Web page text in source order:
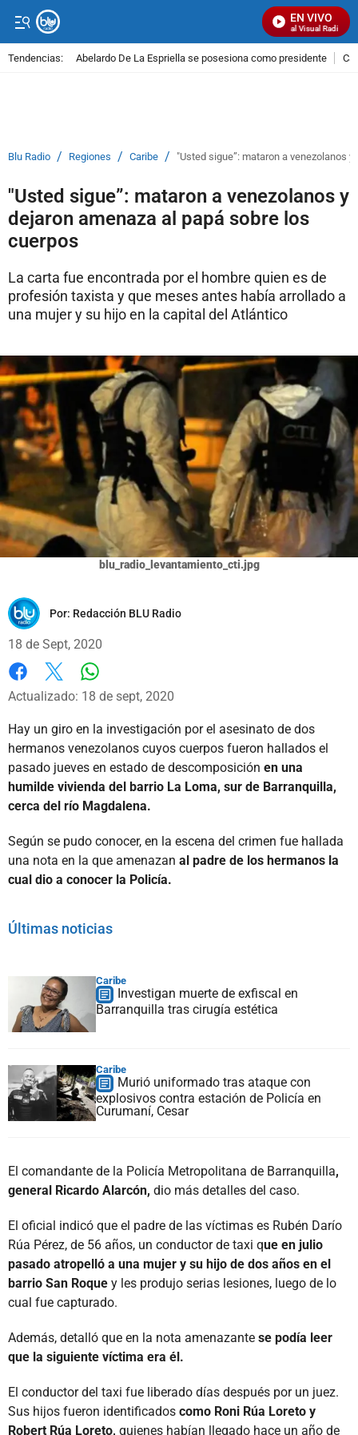
EN VIVO
Señal Visual Radio
Tendencias: Abelardo De La Espriella se posesiona como presidente
Blu Radio / Regiones / Caribe / "Usted sigue”: mataron a venezolanos
"Usted sigue”: mataron a venezolanos y
dejaron amenaza al papá sobre los
cuerpos
La carta fue encontrada por el hombre quien es de
profesión taxista y que meses antes había arrollado a
una mujer y su hijo en la capital del Atlántico
blu_radio_levantamiento_cti.jpg
Por: Redacción BLU Radio
18 de Sept, 2020
Facebook
X
Actualizado: 18 de sept, 2020
Hay un giro en la investigación por el asesinato de dos
hermanos venezolanos cuyos cuerpos fueron hallados el
pasado jueves en estado de descomposición en una
humilde vivienda del barrio La Loma, sur de Barranquilla,
cerca del río Magdalena.
Según se pudo conocer, en la escena del crimen fue hallada
una nota en la que amenazan al padre de los hermanos la
cual dio a conocer la Policía.
Últimas noticias
Caribe
Investigan muerte de exfiscal en
Barranquilla tras cirugía estética
Caribe
Murió uniformado tras ataque con
explosivos contra estación de Policía en
Curumaní, Cesar
El comandante de la Policía Metropolitana de Barranquilla,
general Ricardo Alarcón, dio más detalles del caso.
El oficial indicó que el padre de las víctimas es Rubén Darío
Rúa Pérez, de 56 años, un conductor de taxi que en julio
pasado atropelló a una mujer y su hijo de dos años en el
barrio San Roque y les produjo serias lesiones, luego de lo
cual fue capturado.
Además, detalló que en la nota amenazante se podía leer
que la siguiente víctima era él.
El conductor del taxi fue liberado días después por un juez.
Sus hijos fueron identificados como Roni Rúa Loreto y
Robert Rúa Loreto, quienes habían llegado hace un año de